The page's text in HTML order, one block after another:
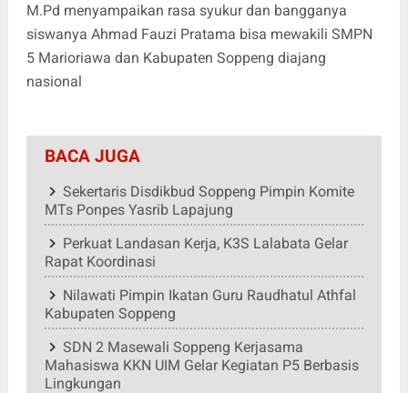
M.Pd menyampaikan rasa syukur dan bangganya
siswanya Ahmad Fauzi Pratama bisa mewakili SMPN
5 Marioriawa dan Kabupaten Soppeng diajang
nasional
BACA JUGA
Sekertaris Disdikbud Soppeng Pimpin Komite
MTs Ponpes Yasrib Lapajung
Perkuat Landasan Kerja, K3S Lalabata Gelar
Rapat Koordinasi
Nilawati Pimpin Ikatan Guru Raudhatul Athfal
Kabupaten Soppeng
SDN 2 Masewali Soppeng Kerjasama
Mahasiswa KKN UIM Gelar Kegiatan P5 Berbasis
Lingkungan